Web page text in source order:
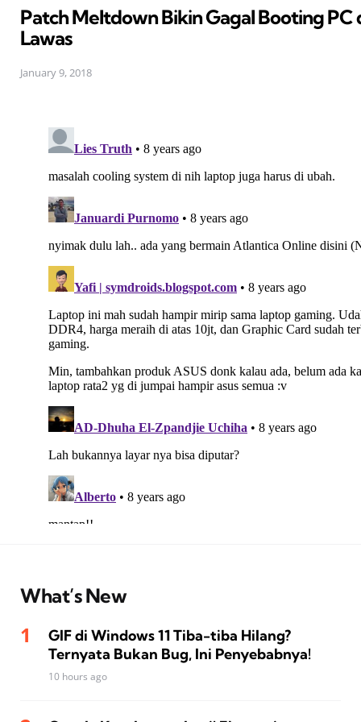
Patch Meltdown Bikin Gagal Booting PC
Lawas
January 9, 2018
What’s New
GIF di Windows 11 Tiba-tiba Hilang?
Ternyata Bukan Bug, Ini Penyebabnya!
10 hours ago